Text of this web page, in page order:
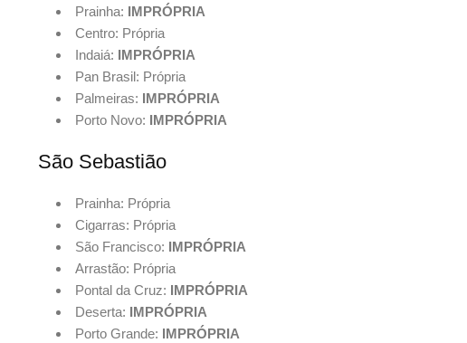
Prainha: IMPRÓPRIA
Centro: Própria
Indaiá: IMPRÓPRIA
Pan Brasil: Própria
Palmeiras: IMPRÓPRIA
Porto Novo: IMPRÓPRIA
São Sebastião
Prainha: Própria
Cigarras: Própria
São Francisco: IMPRÓPRIA
Arrastão: Própria
Pontal da Cruz: IMPRÓPRIA
Deserta: IMPRÓPRIA
Porto Grande: IMPRÓPRIA